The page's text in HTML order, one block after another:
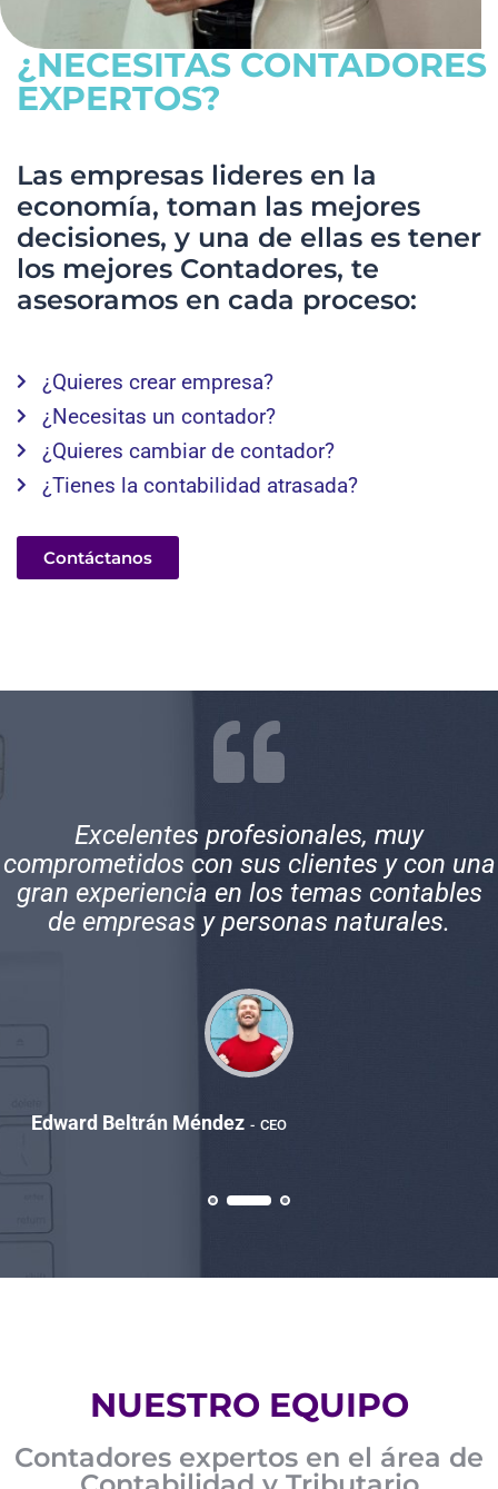
¿NECESITAS CONTADORES
EXPERTOS?
Las empresas lideres en la
economía, toman las mejores
decisiones, y una de ellas es tener
los mejores Contadores, te
asesoramos en cada proceso:
¿Quieres crear empresa?
¿Necesitas un contador?
¿Quieres cambiar de contador?
¿Tienes la contabilidad atrasada?
Contáctanos
Excelentes profesionales, muy
comprometidos con sus clientes y con una
gran experiencia en los temas contables
de empresas y personas naturales.
Edward Beltrán Méndez CEO
NUESTRO EQUIPO
Contadores expertos en el área de